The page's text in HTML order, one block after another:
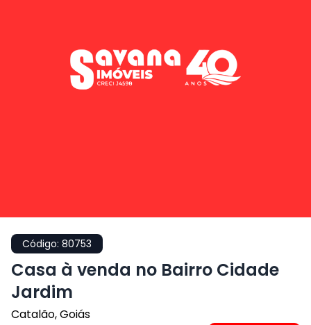
Código: 80753
Casa à venda no Bairro Cidade
Jardim
Catalão,Goiás